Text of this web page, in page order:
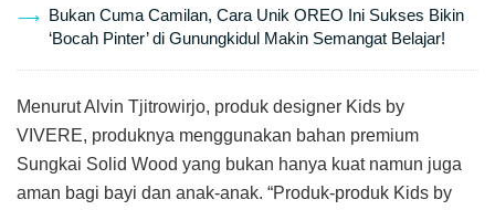
Bukan Cuma Camilan, Cara Unik OREO Ini Sukses Bikin
‘Bocah Pinter’ di Gunungkidul Makin Semangat Belajar!
Menurut Alvin Tjitrowirjo, produk designer Kids by
VIVERE, produknya menggunakan bahan premium
Sungkai Solid Wood yang bukan hanya kuat namun juga
aman bagi bayi dan anak-anak. “Produk-produk Kids by